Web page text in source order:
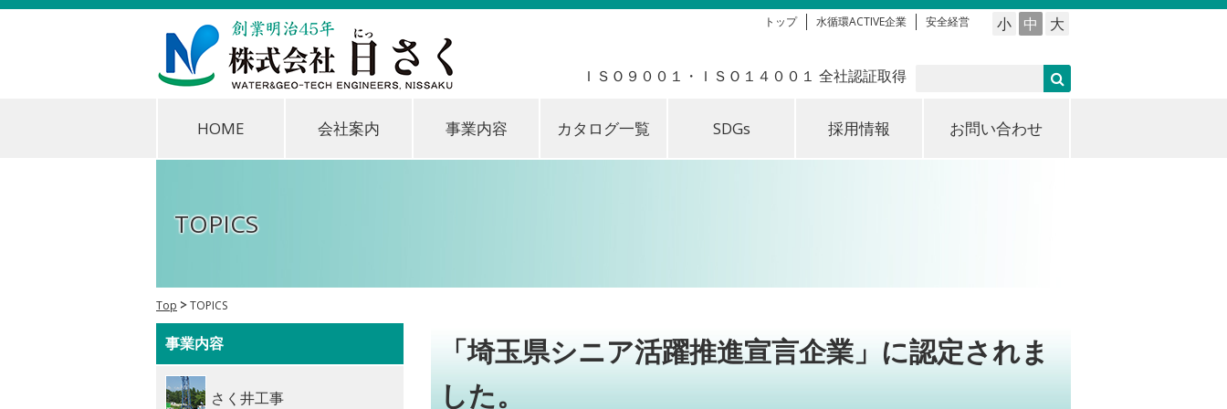
小 中 大
トップ 水循環ACTIVE企業 安全経営
ＩＳＯ９００１・ＩＳＯ１４００１ 全社認証取得
HOME 会社案内 事業内容 カタログ一覧 SDGs 採用情報 お問い合わせ
TOPICS
Top TOPICS
「埼玉県シニア活躍推進宣言企業」に認定されま
した。
事業内容
さく井工事